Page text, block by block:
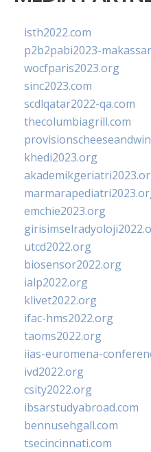
isth2022.com
p2b2pabi2023-
wocfparis2023.org
sinc2023.com
scdlqatar2022-qa.com
thecolumbiagrill.com
khedi2023.org
emchie2023.org
utcd2022.org
biosensor2022.org
ialp2022.org
klivet2022.org
ifac-hms2022.org
taoms2022.org
iias-euromena-
ivd2022.org
csity2022.org
ibsarstudyabroad.com
bennusehgall.com
tsecincinnati.com